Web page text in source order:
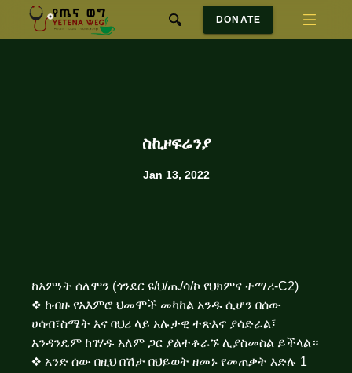
DONATE
ስኪዞፍሬንያ
Jan 13, 2022
ከእምነት ሰለሞን (ጎንደር ዩ/ህ/ጤ/ሳ/ኮ የህክምና ተማሪ-C2)
❖ ከብዙ የአእምሮ ህመሞች መካከል አንዱ ሲሆን በሰው
ሀሳብ፣ስሜት እና ባህሪ ላይ አሉታዊ ተጽእኖ ያሳድራል፤
አንዳንዴም ከገሃዱ አለም ጋር ያልተቆራኙ ሊያስመስል ይችላል።
❖ አንድ ሰው በዚህ በሽታ በህይወት ዘመኑ የመጠቃት እድሉ 1